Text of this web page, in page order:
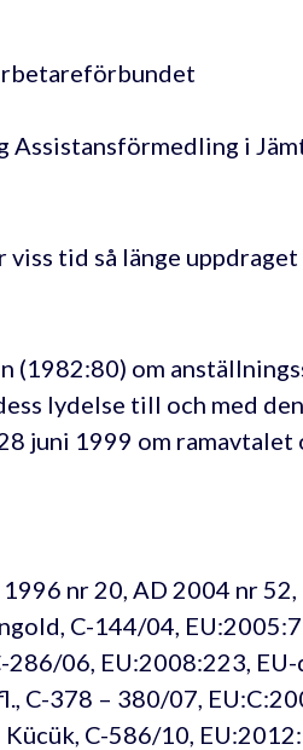
Assistansförmedling i
viss tid så länge
(1982:80) om
lydelse till och med
juni 1999 om
nr 20, AD 2004 nr
C-144/04,
286/06, EU:2008:223,
C-378 – 380/07,
C-586/10,